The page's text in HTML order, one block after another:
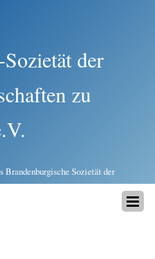
der
zu
Brandenburgische Sozietät der